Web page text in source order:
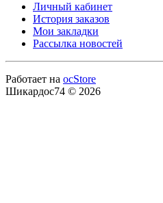
Личный кабинет
История заказов
Мои закладки
Рассылка новостей
Работает на ocStore
Шикардос74 © 2026